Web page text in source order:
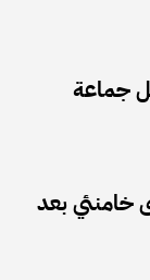
جماعة
خامنئي بعد